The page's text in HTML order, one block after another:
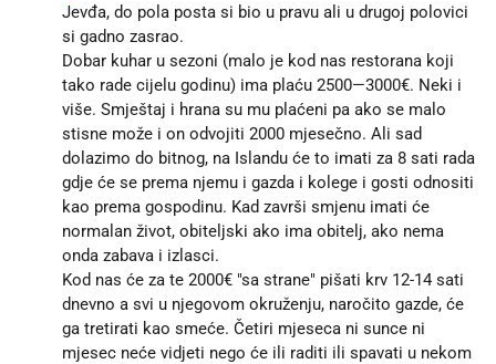
Jevđa, do pola posta si bio u pravu ali u drugoj polovici
si gadno zasrao.
Dobar kuhar u sezoni (malo je kod nas restorana koji
tako rade cijelu godinu) ima plaću 2500—3000€. Neki i
više. Smještaj i hrana su mu plaćeni pa ako se malo
stisne može i on odvojiti 2000 mjesečno. Ali sad
dolazimo do bitnog, na Islandu će to imati za 8 sati rada
gdje će se prema njemu i gazda i kolege i gosti odnositi
kao prema gospodinu. Kad završi smjenu imati će
normalan život, obiteljski ako ima obitelj, ako nema
onda zabava i izlasci.
Kod nas će za te 2000€ "sa strane" pišati krv 12-14 sati
dnevno a svi u njegovom okruženju, naročito gazde, će
ga tretirati kao smeće. Četiri mjeseca ni sunce ni
mjesec neće vidjeti nego će ili raditi ili spavati u nekom